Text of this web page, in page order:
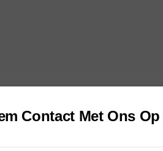
Contact Met Ons Op